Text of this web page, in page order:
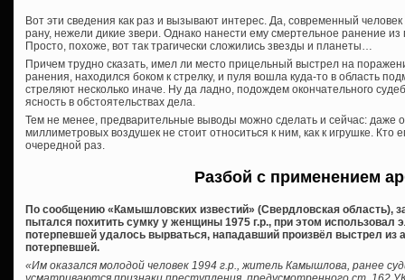
Вот эти сведения как раз и вызывают интерес. Да, современный
рану, нежели дикие звери. Однако нанести ему смертельное ранение
Просто, похоже, вот так трагически сложились звезды и планеты…
Причем трудно сказать, имел ли место прицельный выстрел на
ранения, находился боком к стрелку, и пуля вошла куда-то в область
стреляют несколько иначе. Ну да ладно, подождем окончательного
ясность в обстоятельствах дела.
Тем не менее, предварительные выводы можно сделать и сейчас:
миллиметровых воздушек не стоит относиться к ним, как к игрушке. Кто
очередной раз.
Разбой с применением
По сообщению «Камышловских известий» (Свердловская область),
пытался похитить сумку у женщины 1975 г.р., при этом использовал
потерпевшей удалось вырваться, нападавший произвёл выстрел из
потерпевшей.
«Им оказался молодой человек 1994 г.р., житель Камышлова, ранее